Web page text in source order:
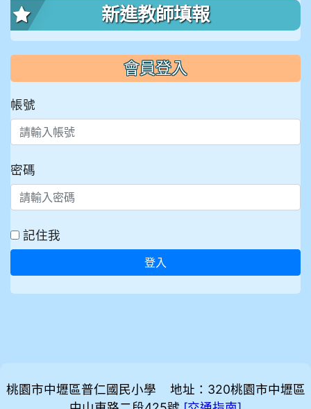
新進教師填報
會員登入
帳號
密碼
記住我
登入
桃園市中壢區普仁國民小學 地址：320桃園市中壢區